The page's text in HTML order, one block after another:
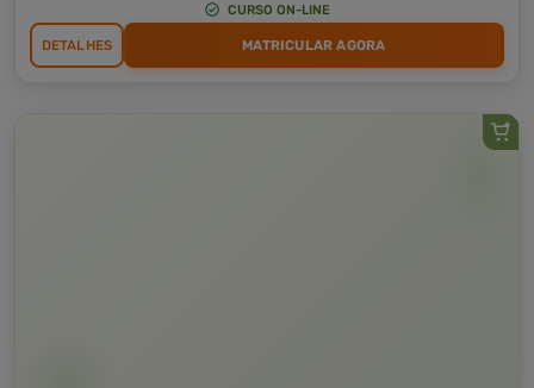
CURSO ON-LINE
DETALHES MATRICULAR AGORA